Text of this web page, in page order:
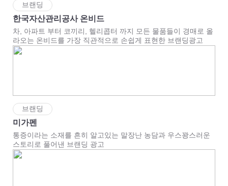
브랜딩
한국자산관리공사 온비드
차, 아파트 부터 코끼리, 헬리콥터 까지 모든 물품들이 경매로 올
라오는 온비드를 가장 직관적으로 손쉽게 표현한 브랜딩광고
브랜딩
미가펜
통증이라는 소재를 흔히 알고있는 말장난 농담과 우스꽝스러운
스토리로 풀어낸 브랜딩 광고